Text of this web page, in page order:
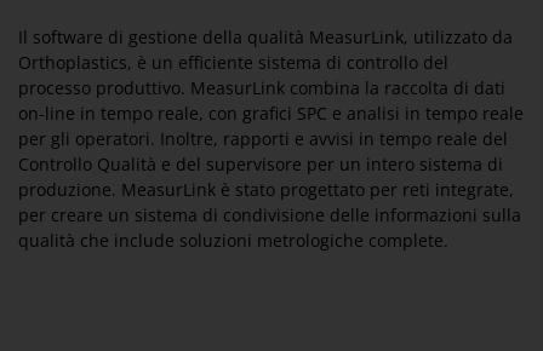
Il software di gestione della qualità MeasurLink, utilizzato da
Orthoplastics, è un efficiente sistema di controllo del
processo produttivo. MeasurLink combina la raccolta di dati
on-line in tempo reale, con grafici SPC e analisi in tempo reale
per gli operatori. Inoltre, rapporti e avvisi in tempo reale del
Controllo Qualità e del supervisore per un intero sistema di
produzione. MeasurLink è stato progettato per reti integrate,
per creare un sistema di condivisione delle informazioni sulla
qualità che include soluzioni metrologiche complete.